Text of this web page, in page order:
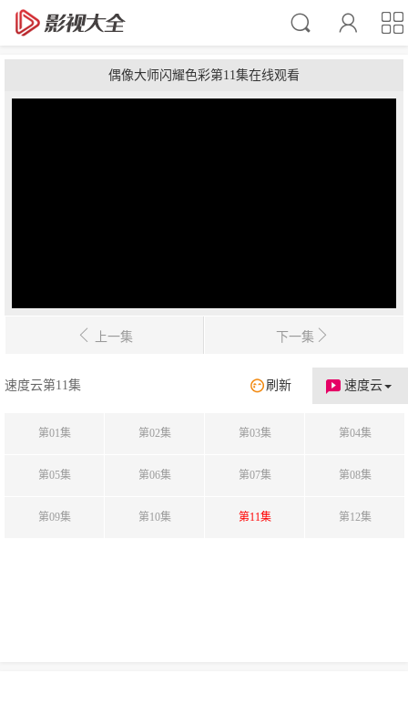
偶像大师闪耀色彩第11集在线观看
上一集 下一集
速度云
刷新
速度云第11集
第01集 第02集 第03集 第04集
第05集 第06集 第07集 第08集
第09集 第10集 第11集 第12集